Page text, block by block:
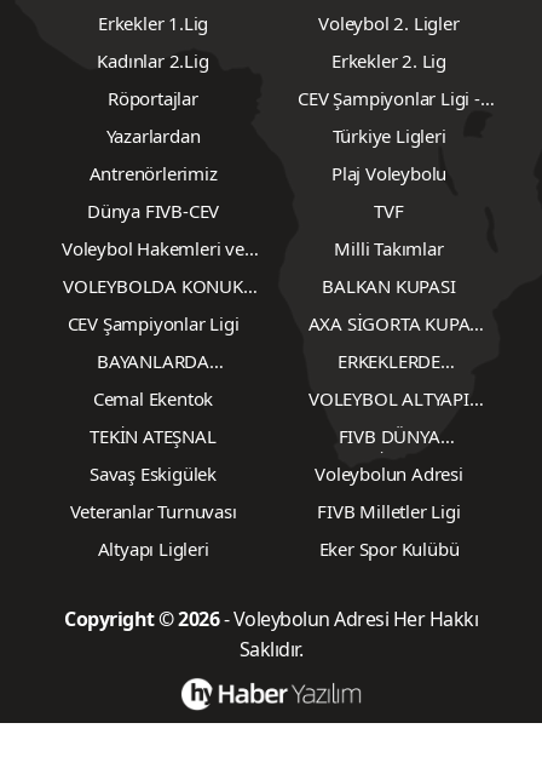
Erkekler 1.Lig
Voleybol 2. Ligler
Kadınlar 2.Lig
Erkekler 2. Lig
Röportajlar
CEV Şampiyonlar Ligi -
Erkekler
Yazarlardan
Türkiye Ligleri
Antrenörlerimiz
Plaj Voleybolu
Dünya FIVB-CEV
TVF
Voleybol Hakemleri ve
Milli Takımlar
VOLEYBOLDA KONUK
YAZARLAR
BALKAN KUPASI
CEV Şampiyonlar Ligi
AXA SİGORTA KUPA
BAYANLARDA
TRANSFERLER
ERKEKLERDE
Cemal Ekentok
VOLEYBOL ALTYAPI
KARŞILAŞMALARI
TEKİN ATEŞNAL
FIVB DÜNYA
ŞAMPİYONASI
Savaş Eskigülek
Voleybolun Adresi
Veteranlar Turnuvası
FIVB Milletler Ligi
Altyapı Ligleri
Eker Spor Kulübü
Copyright © 2026- Voleybolun Adresi Her Hakkı
Saklıdır.